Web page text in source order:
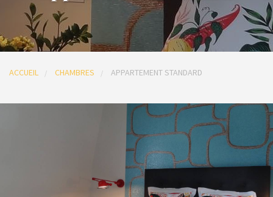
ACCUEIL CHAMBRES APPARTEMENT STANDARD